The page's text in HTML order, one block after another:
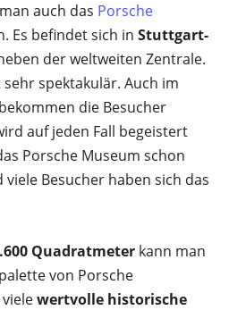
auch das Porsche
Es befindet sich in Stuttgart-
der weltweiten Zentrale.
spektakulär. Auch im
die Besucher
auf jeden Fall begeistert
Porsche Museum schon
viele Besucher haben sich das
Quadratmeter kann man
von Porsche
wertvolle historische